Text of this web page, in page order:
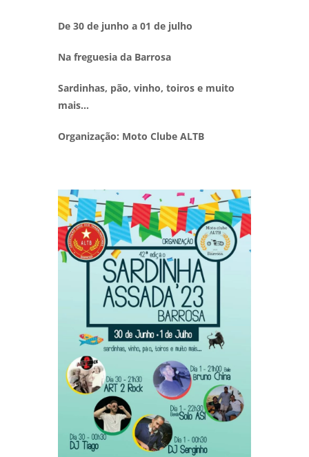
De 30 de junho a 01 de julho
Na freguesia da Barrosa
Sardinhas, pão, vinho, toiros e muito
mais…
Organização: Moto Clube ALTB